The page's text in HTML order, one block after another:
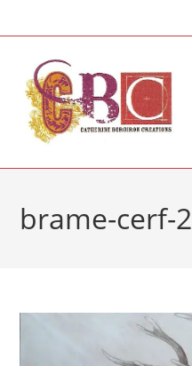
to
brame-cerf-2